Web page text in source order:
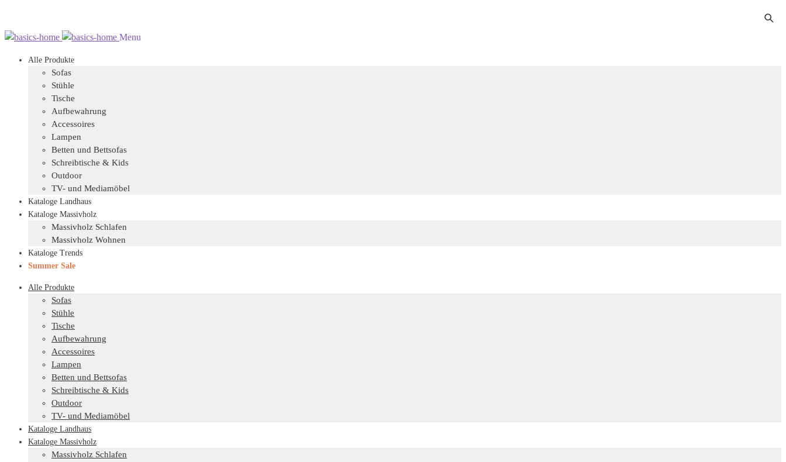
Zur
springen
Zum
springen
Menu
Alle Produkte
Sofas
Stühle
Tische
Aufbewahrung
Accessoires
Lampen
Betten und Bettsofas
Schreibtische & Kids
Outdoor
TV- und Mediamöbel
Kataloge Landhaus
Kataloge Massivholz
Massivholz Schlafen
Massivholz Wohnen
Kataloge Trends
Summer Sale
Alle Produkte
Sofas
Stühle
Tische
Aufbewahrung
Accessoires
Lampen
Betten und Bettsofas
Schreibtische & Kids
Outdoor
TV- und Mediamöbel
Kataloge Landhaus
Kataloge Massivholz
Massivholz Schlafen